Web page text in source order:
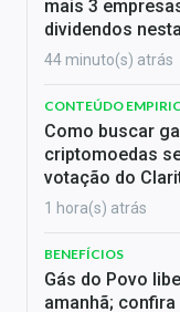
mais 3
dividendos
44 minuto(s) atrás
CONTEÚDO
Como buscar
criptomoedas
votação do
1 hora(s) atrás
BENEFÍCIOS
Gás do Povo
amanhã;